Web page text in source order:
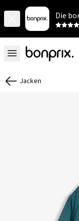
Die
Jacken